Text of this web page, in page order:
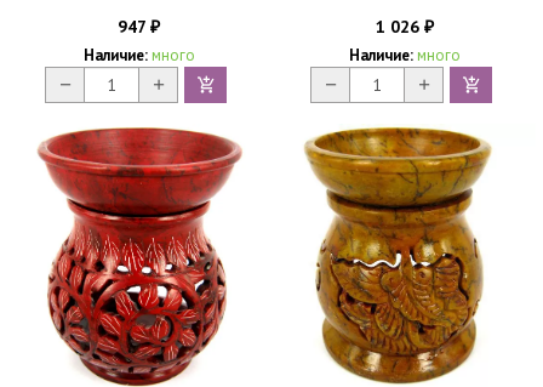
947 ₽
Наличие: много
1 026 ₽
Наличие: много